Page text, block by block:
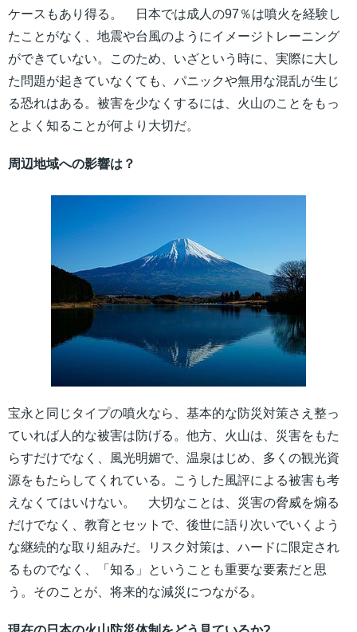
ケースもあり得る。 日本では成人の97％は噴火を経験し
たことがなく、地震や台風のようにイメージトレーニング
ができていない。このため、いざという時に、実際に大し
た問題が起きていなくても、パニックや無用な混乱が生じ
る恐れはある。被害を少なくするには、火山のことをもっ
とよく知ることが何より大切だ。
周辺地域への影響は？
宝永と同じタイプの噴火なら、基本的な防災対策さえ整っ
ていれば人的な被害は防げる。他方、火山は、災害をもた
らすだけでなく、風光明媚で、温泉はじめ、多くの観光資
源をもたらしてくれている。こうした風評による被害も考
えなくてはいけない。 大切なことは、災害の脅威を煽る
だけでなく、教育とセットで、後世に語り次いでいくよう
な継続的な取り組みだ。リスク対策は、ハードに限定され
るものでなく、「知る」ということも重要な要素だと思
う。そのことが、将来的な減災につながる。